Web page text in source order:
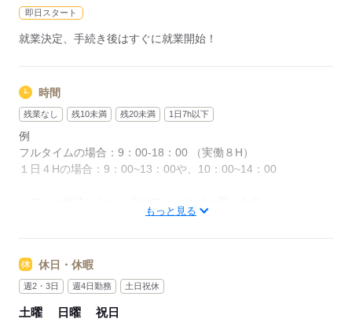
応募する
即日スタート
就業決定、手続き後はすぐに就業開始！
時間
残業なし 残10未満 残20未満 1日7h以下
例
フルタイムの場合：9：00-18：00 （実働８H）
１日４Hの場合：9：00~13：00や、10：00~14：00
週3～や週4は例になります！
もっと見る
休日・休暇
週2・3日 週4日勤務 土日祝休
土曜 日曜 祝日